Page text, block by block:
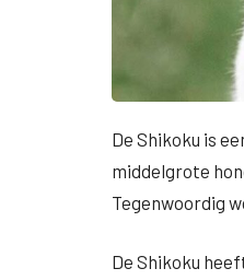
De Shikoku is
middelgrote
Tegenwoordig
De Shikoku